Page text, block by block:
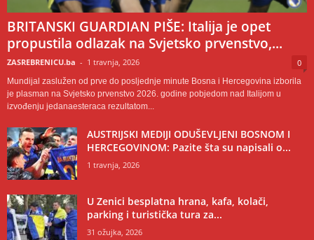
BRITANSKI GUARDIAN PIŠE: Italija je opet
propustila odlazak na Svjetsko prvenstvo,...
ZASREBRENICU.ba - 1 travnja, 2026 0
Mundijal zaslužen od prve do posljednje minute Bosna i Hercegovina izborila
je plasman na Svjetsko prvenstvo 2026. godine pobjedom nad Italijom u
izvođenju jedanaesteraca rezultatom...
AUSTRIJSKI MEDIJI ODUŠEVLJENI BOSNOM I
HERCEGOVINOM: Pazite šta su napisali o...
1 travnja, 2026
U Zenici besplatna hrana, kafa, kolači,
parking i turistička tura za...
31 ožujka, 2026